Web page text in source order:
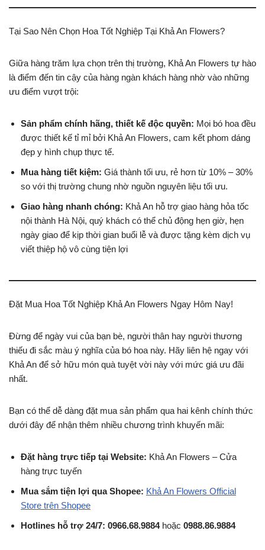
Tại Sao Nên Chọn Hoa Tốt Nghiệp Tại Khả An Flowers?
Giữa hàng trăm lựa chọn trên thị trường, Khả An Flowers tự hào
là điểm đến tin cậy của hàng ngàn khách hàng nhờ vào những
ưu điểm vượt trội:
Sản phẩm chính hãng, thiết kế độc quyền: Mọi bó hoa đều
được thiết kế tỉ mỉ bởi Khả An Flowers, cam kết phom dáng
đẹp y hình chụp thực tế.
Mua hàng tiết kiệm: Giá thành tối ưu, rẻ hơn từ 10% – 30%
so với thị trường chung nhờ nguồn nguyên liệu tối ưu.
Giao hàng nhanh chóng: Khả An hỗ trợ giao hàng hỏa tốc
nội thành Hà Nội, quý khách có thể chủ động hẹn giờ, hẹn
ngày giao để kịp thời gian buổi lễ và được tặng kèm dịch vụ
viết thiệp hộ vô cùng tiện lợi
Đặt Mua Hoa Tốt Nghiệp Khả An Flowers Ngay Hôm Nay!
Đừng để ngày vui của bạn bè, người thân hay người thương
thiếu đi sắc màu ý nghĩa của bó hoa này. Hãy liên hệ ngay với
Khả An để sở hữu món quà tuyệt vời này với mức giá ưu đãi
nhất.
Bạn có thể dễ dàng đặt mua sản phẩm qua hai kênh chính thức
dưới đây để nhận thêm nhiều chương trình khuyến mãi:
Đặt hàng trực tiếp tại Website: Khả An Flowers – Cửa
hàng trực tuyến
Mua sắm tiện lợi qua Shopee: Khả An Flowers Official
Store trên Shopee
Hotlines hỗ trợ 24/7: 0966.68.9884hoặc 0988.86.9884